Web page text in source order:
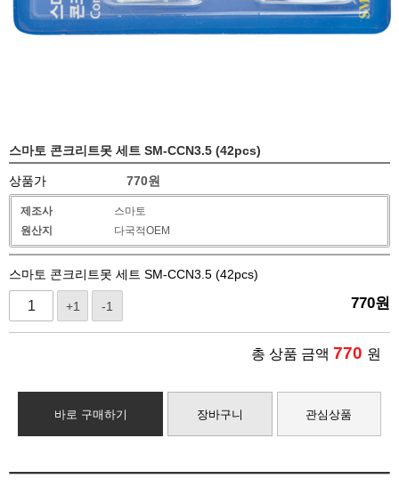
스마토 콘크리트못 세트 SM-CCN3.5 (42pcs)
상품가 770원
제조사
스마토
원산지
다국적OEM
스마토 콘크리트못 세트 SM-CCN3.5 (42pcs)
+1 -1 770원
총 상품 금액 770 원
바로 구매하기 장바구니 관심상품